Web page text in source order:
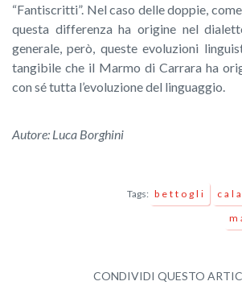
“Fantiscritti”. Nel caso delle doppie,
questa differenza ha origine nel
generale, però, queste evoluzioni
tangibile che il Marmo di Carrara ha
con sé tutta l’evoluzione del linguaggio.
Autore: Luca Borghini
Tags: bettogli
CONDIVIDI QUESTO